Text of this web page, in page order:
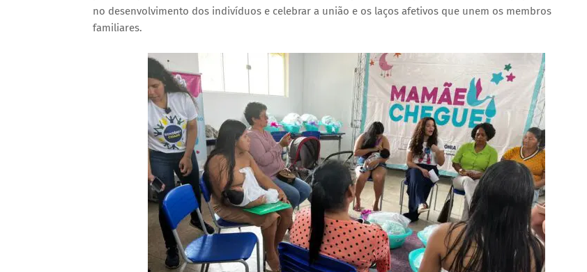
no desenvolvimento dos indivíduos e celebrar a união e os laços afetivos que unem os membros
familiares.